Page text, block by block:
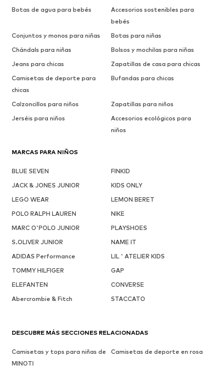
Botas de agua para bebés
Accesorios sostenibles para
bebés
Conjuntos y monos para niñas
Botas para niñas
Chándals para niñas
Bolsos y mochilas para niñas
Jeans para chicas
Zapatillas de casa para chicas
Camisetas de deporte para
chicas
Bufandas para chicas
Calzoncillos para niños
Zapatillas para niños
Jerséis para niños
Accesorios ecológicos para
niños
MARCAS PARA NIÑOS
BLUE SEVEN
FINKID
JACK & JONES JUNIOR
KIDS ONLY
LEGO WEAR
LEMON BERET
POLO RALPH LAUREN
NIKE
MARC O'POLO JUNIOR
PLAYSHOES
S.OLIVER JUNIOR
NAME IT
ADIDAS Performance
LIL ' ATELIER KIDS
TOMMY HILFIGER
GAP
ELEFANTEN
CONVERSE
Abercrombie & Fitch
STACCATO
DESCUBRE MÁS SECCIONES RELACIONADAS
Camisetas y tops para niñas de
MINOTI
Camisetas de deporte en rosa